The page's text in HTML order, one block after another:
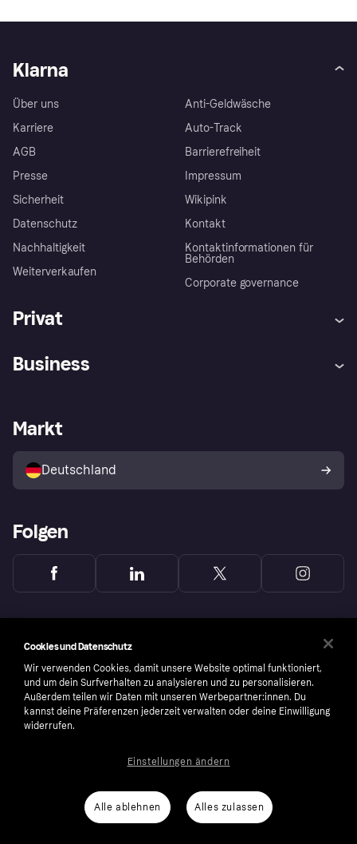
Klarna
Über uns
Karriere
AGB
Presse
Sicherheit
Datenschutz
Nachhaltigkeit
Weiterverkaufen
Anti-Geldwäsche
Auto-Track
Barrierefreiheit
Impressum
Wikipink
Kontakt
Kontaktinformationen für
Behörden
Corporate governance
Privat
Klarna App
Shops entdecken
Käuferschutzrichtlinie
Dein Widerrufsrecht
Business
Händlerportal
Markt
Deutschland
Folgen
number: 556737-0431
Nutzungsbedingungen CookiesKlarna.com
Cookies und Datenschutz
Wir verwenden Cookies, damit unsere Website optimal funktioniert,
und um dein Surfverhalten zu analysieren und zu personalisieren.
Außerdem teilen wir Daten mit unseren Werbepartner:innen. Du
kannst deine Präferenzen jederzeit verwalten oder deine Einwilligung
widerrufen.
Alle ablehnen Alles zulassen
Einstellungen ändern